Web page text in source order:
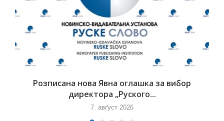
Розписана нова Явна оглашка за вибор
директора „Руского...
7. авґуст 2026